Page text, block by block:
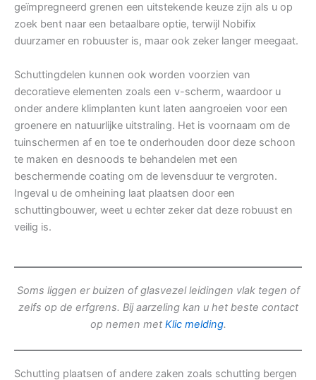
geïmpregneerd grenen een uitstekende keuze zijn als u op
zoek bent naar een betaalbare optie, terwijl Nobifix
duurzamer en robuuster is, maar ook zeker langer meegaat.
Schuttingdelen kunnen ook worden voorzien van
decoratieve elementen zoals een v-scherm, waardoor u
onder andere klimplanten kunt laten aangroeien voor een
groenere en natuurlijke uitstraling. Het is voornaam om de
tuinschermen af en toe te onderhouden door deze schoon
te maken en desnoods te behandelen met een
beschermende coating om de levensduur te vergroten.
Ingeval u de omheining laat plaatsen door een
schuttingbouwer, weet u echter zeker dat deze robuust en
veilig is.
Soms liggen er buizen of glasvezel leidingen vlak tegen of
zelfs op de erfgrens. Bij aarzeling kan u het beste contact
op nemen met Klic melding.
Schutting plaatsen of andere zaken zoals schutting bergen